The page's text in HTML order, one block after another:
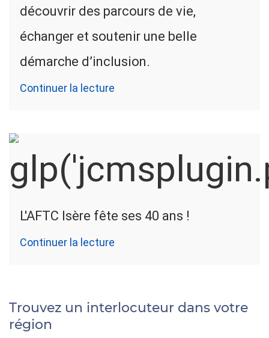
découvrir des parcours de vie,
échanger et soutenir une belle
démarche d’inclusion.
Continuer la lecture
L'AFTC Isère fête ses 40 ans !
Continuer la lecture
Trouvez un interlocuteur dans votre
région